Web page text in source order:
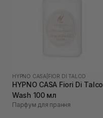
HYPNO CASA FIOR DI TALCO
HYPNO CASA Fiori Di Talco
Wash 100 мл
Парфум для прання